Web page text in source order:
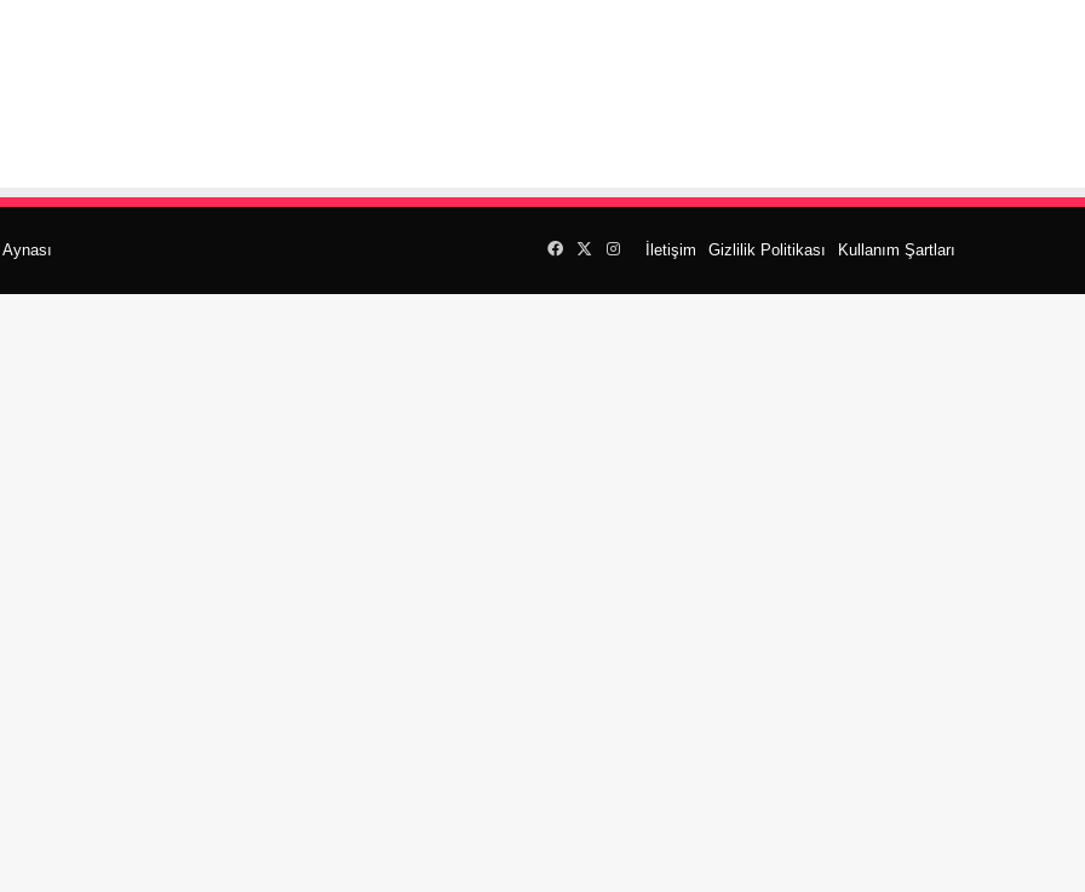
İletişim Gizlilik Politikası Kullanım Şartları
Facebook
X Instagram